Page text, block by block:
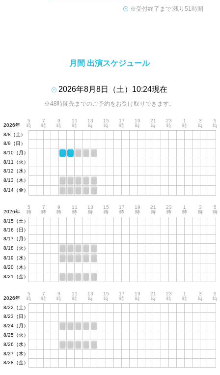
※受付終了まで:残り51時間
月間 出演スケジュール
2026年8月8日（土）10:24現在
※48時間先までのご予約をお受け取りできます。
2026年
5
時
7
時
9
時
11
時
13
時
15
時
17
時
19
時
21
時
23
時
1
時
3
時
5
時
8/8（土）
8/9（日）
8/10（月）
8/11（火）
8/12（水）
8/13（木）
8/14（金）
2026年
5
時
7
時
9
時
11
時
13
時
15
時
17
時
19
時
21
時
23
時
1
時
3
時
5
時
8/15（土）
8/16（日）
8/17（月）
8/18（火）
8/19（水）
8/20（木）
8/21（金）
2026年
5
時
7
時
9
時
11
時
13
時
15
時
17
時
19
時
21
時
23
時
1
時
3
時
5
時
8/22（土）
8/23（日）
8/24（月）
8/25（火）
8/26（水）
8/27（木）
8/28（金）